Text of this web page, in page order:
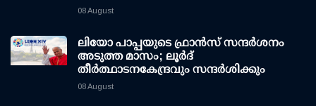
08 August
ലിയോ പാപ്പയുടെ ഫ്രാൻസ് സന്ദർശനം
അടുത്ത മാസം; ലൂർദ്
തീർത്ഥാടനകേന്ദ്രവും സന്ദർശിക്കും
08 August